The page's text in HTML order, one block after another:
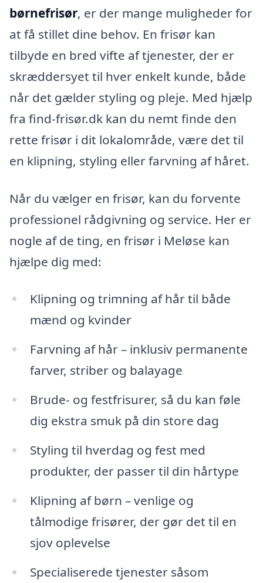
børnefrisør, er der mange muligheder for
at få stillet dine behov. En frisør kan
tilbyde en bred vifte af tjenester, der er
skræddersyet til hver enkelt kunde, både
når det gælder styling og pleje. Med hjælp
fra find-frisør.dk kan du nemt finde den
rette frisør i dit lokalområde, være det til
en klipning, styling eller farvning af håret.
Når du vælger en frisør, kan du forvente
professionel rådgivning og service. Her er
nogle af de ting, en frisør i Meløse kan
hjælpe dig med:
Klipning og trimning af hår til både
mænd og kvinder
Farvning af hår – inklusiv permanente
farver, striber og balayage
Brude- og festfrisurer, så du kan føle
dig ekstra smuk på din store dag
Styling til hverdag og fest med
produkter, der passer til din hårtype
Klipning af børn – venlige og
tålmodige frisører, der gør det til en
sjov oplevelse
Specialiserede tjenester såsom